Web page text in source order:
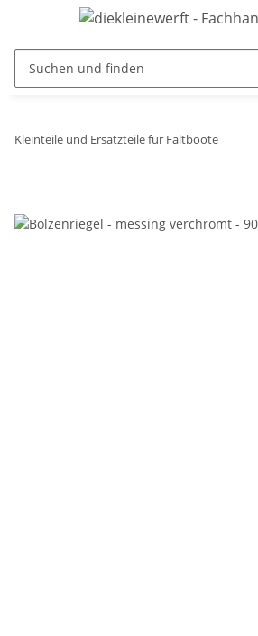
Kleinteile und Ersatzteile für Faltboote